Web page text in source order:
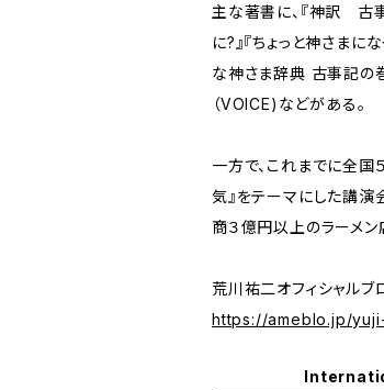
主な著書に、『神訳 古事
に?』『ちょっと神さまに
な神さま辞典 古事記の
（VOICE)などがある。
一方で、これまでに全国
気』をテーマにした講演
商３億円以上のラーメ
荒川祐二オフィシャルブ
https://ameblo.jp/